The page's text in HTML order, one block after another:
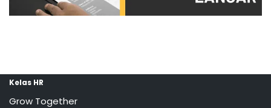
Kelas HR
Grow Together